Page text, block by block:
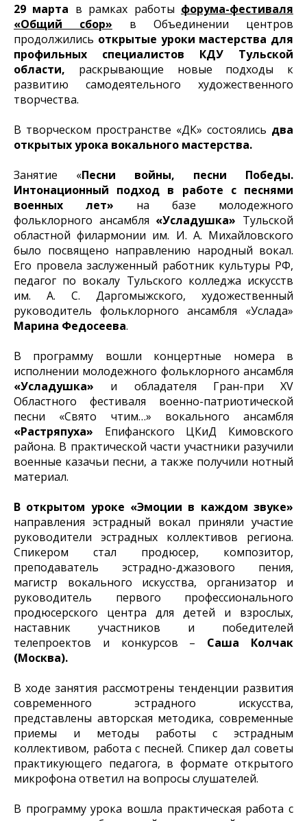
29 марта в рамках работы форума-фестиваля
«Общий сбор» в Объединении центров
продолжились открытые уроки мастерства для
профильных специалистов КДУ Тульской
области, раскрывающие новые подходы к
развитию самодеятельного художественного
творчества.
В творческом пространстве «ДК» состоялись два
открытых урока вокального мастерства.
Занятие «Песни войны, песни Победы.
Интонационный подход в работе с песнями
военных лет» на базе молодежного
фольклорного ансамбля «Усладушка» Тульской
областной филармонии им. И. А. Михайловского
было посвящено направлению народный вокал.
Его провела заслуженный работник культуры РФ,
педагог по вокалу Тульского колледжа искусств
им. А. С. Даргомыжского, художественный
руководитель фольклорного ансамбля «Услада»
Марина Федосеева.
В программу вошли концертные номера в
исполнении молодежного фольклорного ансамбля
«Усладушка» и обладателя Гран-при XV
Областного фестиваля военно-патриотической
песни «Свято чтим…» вокального ансамбля
«Растряпуха» Епифанского ЦКиД Кимовского
района. В практической части участники разучили
военные казачьи песни, а также получили нотный
материал.
В открытом уроке «Эмоции в каждом звуке»
направления эстрадный вокал приняли участие
руководители эстрадных коллективов региона.
Спикером стал продюсер, композитор,
преподаватель эстрадно-джазового пения,
магистр вокального искусства, организатор и
руководитель первого профессионального
продюсерского центра для детей и взрослых,
наставник участников и победителей
телепроектов и конкурсов – Саша Колчак
(Москва).
В ходе занятия рассмотрены тенденции развития
современного эстрадного искусства,
представлены авторская методика, современные
приемы и методы работы с эстрадным
коллективом, работа с песней. Спикер дал советы
практикующего педагога, в формате открытого
микрофона ответил на вопросы слушателей.
В программу урока вошла практическая работа с